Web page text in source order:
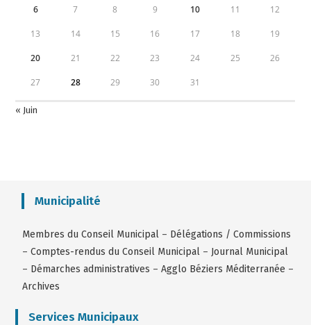
6 7 8 9 10 11 12
13 14 15 16 17 18 19
20 21 22 23 24 25 26
27 28 29 30 31
« Juin
Municipalité
Membres du Conseil Municipal – Délégations / Commissions
–Comptes-rendus du Conseil Municipal – Journal Municipal
– Démarches administratives –Agglo Béziers Méditerranée –
Archives
Services Municipaux